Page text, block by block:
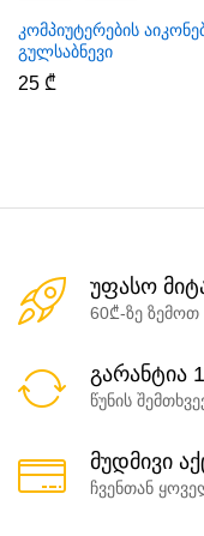
კომპიუტერების
გულსაბნევი
25 ₾
უფასო
60₾-ზე ზემოთ
გარანტია
წუნის
მუდმივი
ჩვენთან